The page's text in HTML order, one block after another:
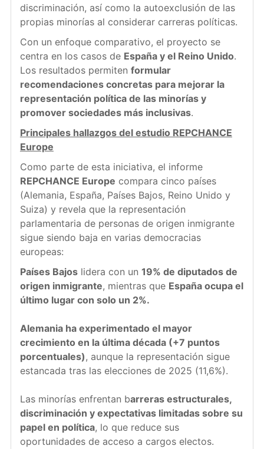
discriminación, así como la autoexclusión de las
propias minorías al considerar carreras políticas.
Con un enfoque comparativo, el proyecto se
centra en los casos de España y el Reino Unido.
Los resultados permiten formular
recomendaciones concretas para mejorar la
representación política de las minorías y
promover sociedades más inclusivas.
Principales hallazgos del estudio REPCHANCE
Europe
Como parte de esta iniciativa, el informe
REPCHANCE Europe compara cinco países
(Alemania, España, Países Bajos, Reino Unido y
Suiza) y revela que la representación
parlamentaria de personas de origen inmigrante
sigue siendo baja en varias democracias
europeas:
Países Bajoslidera con un 19% de diputados de
origen inmigrante, mientras que España ocupa el
último lugar con solo un 2%.
Alemania ha experimentado el mayor
crecimiento en la última década (+7 puntos
porcentuales), aunque la representación sigue
estancada tras las elecciones de 2025 (11,6%).
Las minorías enfrentan barreras estructurales,
discriminación y expectativas limitadas sobre su
papel en política, lo que reduce sus
oportunidades de acceso a cargos electos.